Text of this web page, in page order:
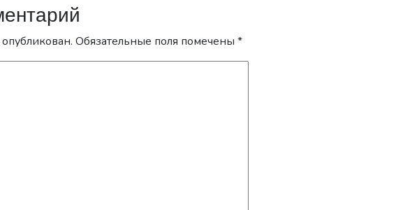
Обязательные поля помечены *